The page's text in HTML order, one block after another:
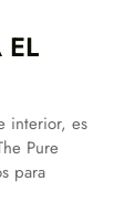
EL
interior, es
Pure
para